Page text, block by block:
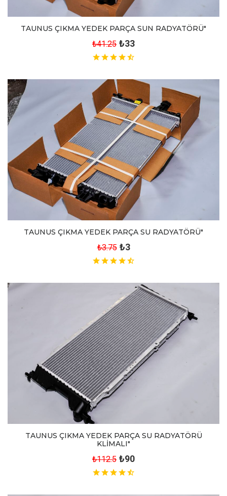
TAUNUS ÇIKMA YEDEK PARÇA SUN RADYATÖRÜ"
₺41.25 ₺33
TAUNUS ÇIKMA YEDEK PARÇA SU RADYATÖRÜ"
₺3.75 ₺3
TAUNUS ÇIKMA YEDEK PARÇA SU RADYATÖRÜ
KLİMALI"
₺112.5 ₺90